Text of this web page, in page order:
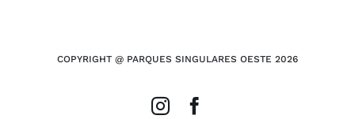
COPYRIGHT @ PARQUES SINGULARES OESTE 2026